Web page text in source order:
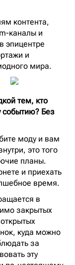
контента,
каналы и
эпицентре
и
мира.
тем, кто
событию? Без
моду и вам
это того
планы.
и приехать
время.
в
закрытых
куда можно
за
эту